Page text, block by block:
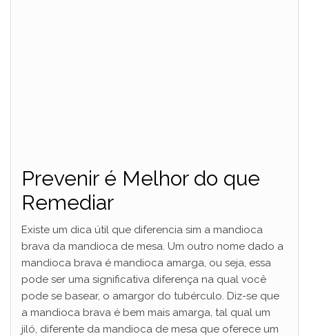
Prevenir é Melhor do que
Remediar
Existe um dica útil que diferencia sim a mandioca
brava da mandioca de mesa. Um outro nome dado a
mandioca brava é mandioca amarga, ou seja, essa
pode ser uma significativa diferença na qual você
pode se basear, o amargor do tubérculo. Diz-se que
a mandioca brava é bem mais amarga, tal qual um
jiló, diferente da mandioca de mesa que oferece um